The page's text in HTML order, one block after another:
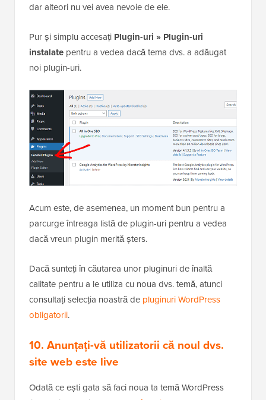
dar alteori nu vei avea nevoie de ele.
Pur și simplu accesați Plugin-uri » Plugin-uri
instalate pentru a vedea dacă tema dvs. a adăugat
noi plugin-uri.
Acum este, de asemenea, un moment bun pentru a
parcurge întreaga listă de plugin-uri pentru a vedea
dacă vreun plugin merită șters.
Dacă sunteți în căutarea unor pluginuri de înaltă
calitate pentru a le utiliza cu noua dvs. temă, atunci
consultați selecția noastră de pluginuri WordPress
obligatorii.
10. Anunțați-vă utilizatorii că noul dvs.
site web este live
Odată ce ești gata să faci noua ta temă WordPress